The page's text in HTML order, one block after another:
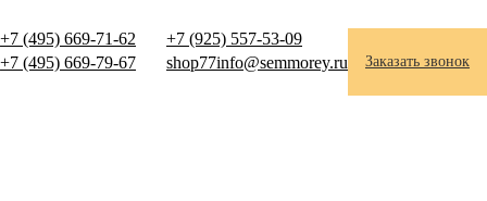
+7 (495) 669-71-62
+7 (495) 669-79-67
+7 (925) 557-53-09
shop77info@semmorey.ru
Заказать звонок